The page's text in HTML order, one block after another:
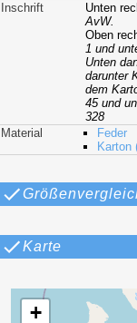
Inschrift
Unten
AvW.
Oben
1 und
Unten
darunter
dem
45und
328
Material
Feder
Karton
Karte
+